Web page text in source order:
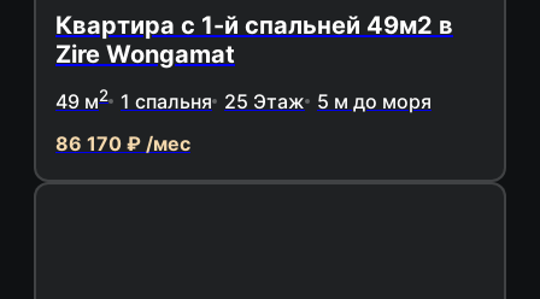
Квартира с 1-й спальней 49м2 в
Zire Wongamat
49 м2 1 спальня 25 Этаж 5 м до моря
86 170 ₽ /мес